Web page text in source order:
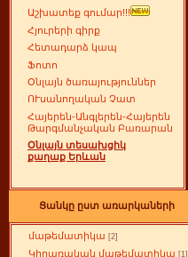
Աշխատեք գումար!!!
Հյուրերի գիրք
Հետադարձ կապ
Ֆոտո
Օնլայն ծառայություններ
ՈՒսանողական Չատ
Հայերեն-Անգլերեն-Հայերեն
Թարգմանչական Բառարան
Օնլայն տեսախցիկ
քաղաք Երևան
Ցանկը ըստ առարկաների
մաթեմատիկա [2]
Կիրառական մաթեմատիկա [1]